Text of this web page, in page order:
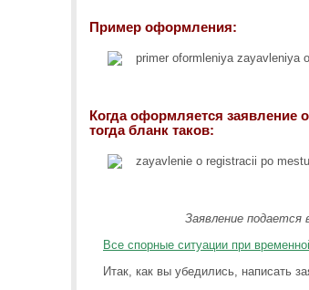
Пример оформления:
Когда оформляется заявление
тогда бланк таков:
Заявление
Все спорные ситуации при
Итак, как вы убедились, написать